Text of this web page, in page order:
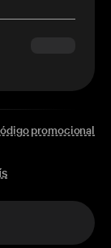
promocional